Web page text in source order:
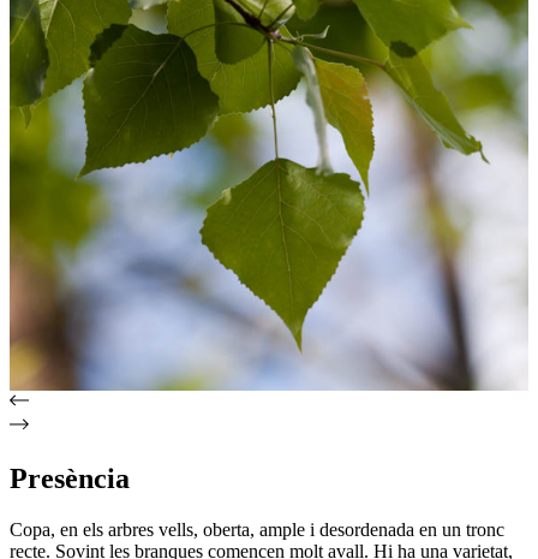
Presència
Copa, en els arbres vells, oberta, ample i desordenada en un tronc
recte. Sovint les branques comencen molt avall. Hi ha una varietat,